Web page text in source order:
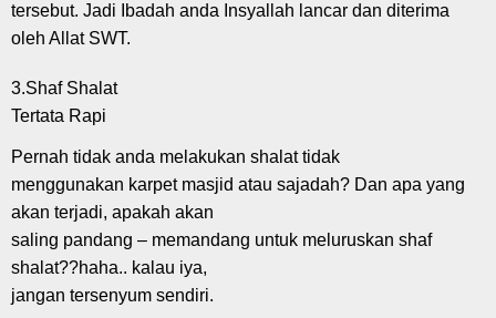
tersebut. Jadi Ibadah anda Insyallah lancar dan diterima
oleh Allat SWT.
3.Shaf Shalat
Tertata Rapi
Pernah tidak anda melakukan shalat tidak
menggunakan karpet masjid atau sajadah? Dan apa yang
akan terjadi, apakah akan
saling pandang – memandang untuk meluruskan shaf
shalat??haha.. kalau iya,
jangan tersenyum sendiri.